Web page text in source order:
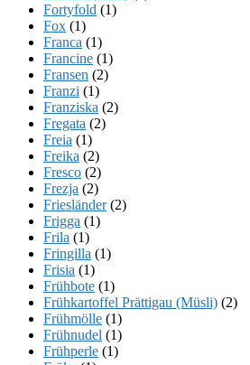
Fortyfold (1)
Fox (1)
Franca (1)
Francine (1)
Fransen (2)
Franzi (1)
Franziska (2)
Fregata (2)
Freia (1)
Freika (2)
Fresco (2)
Frezja (2)
Friesländer(2)
Frigga (1)
Frila (1)
Fringilla (1)
Frisia (1)
Frühbote (1)
Frühkartoffel Prättigau (Müsli) (2)
Frühmölle (1)
Frühnudel (1)
Frühperle (1)